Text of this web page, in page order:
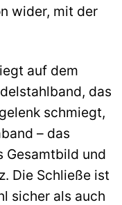
wider, mit der
auf dem
das
schmiegt,
– das
Gesamtbild und
Die Schließe ist
sicher als auch